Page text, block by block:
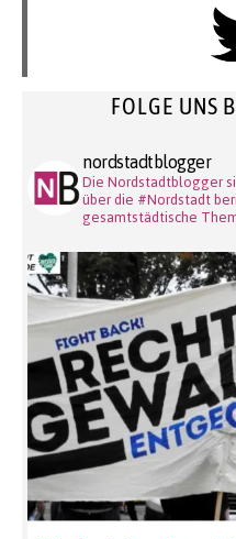
FOLGE UNS
nordstadtblogger
Die Nordstadtblogger
über die #Nordstadt
gesamtstädtische